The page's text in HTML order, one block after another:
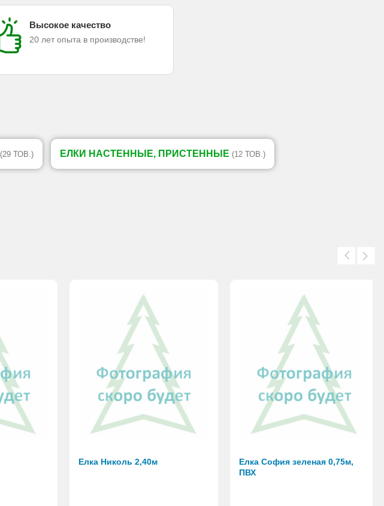
Высокое качество
20 лет опыта в производстве!
(29 ТОВ.) ЕЛКИ НАСТЕННЫЕ, ПРИСТЕННЫЕ (12 ТОВ.)
Елка Николь 2,40м
Елка София зеленая 0,75м,
ПВХ